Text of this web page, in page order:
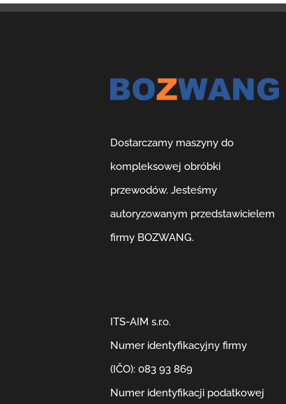
Dostarczamy maszyny do
kompleksowej obróbki
przewodów. Jesteśmy
autoryzowanym przedstawicielem
firmy BOZWANG.
ITS-AIM s.r.o.
Numer identyfikacyjny firmy
(IČO): 083 93 869
Numer identyfikacji podatkowej